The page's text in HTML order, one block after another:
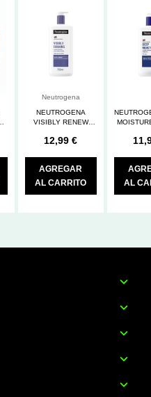
Neutrogena
NEUTROGENA
VISIBLY RENEW
REAFIRMANTE 750
12,99 €
AGREGAR
AL CARRITO
AL